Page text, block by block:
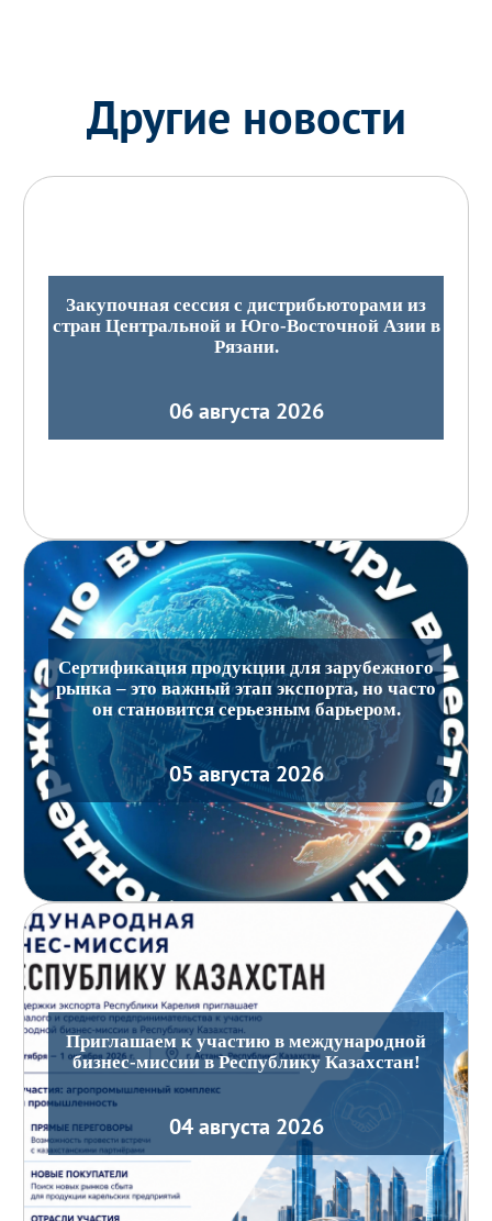
Другие новости
Закупочная сессия с дистрибьюторами из
стран Центральной и Юго-Восточной Азии в
Рязани.
06 августа 2026
Сертификация продукции для зарубежного
рынка – это важный этап экспорта, но часто
он становится серьезным барьером.
05 августа 2026
Приглашаем к участию в международной
бизнес-миссии в Республику Казахстан!
04 августа 2026